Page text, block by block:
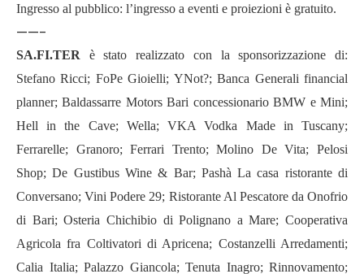
Ingresso al pubblico: l’ingresso a eventi e proiezioni è gratuito.
——-
SA.FI.TER è stato realizzato con la sponsorizzazione di:
Stefano Ricci; FoPe Gioielli; YNot?; Banca Generali financial
planner; Baldassarre Motors Bari concessionario BMW e Mini;
Hell in the Cave; Wella; VKA Vodka Made in Tuscany;
Ferrarelle; Granoro; Ferrari Trento; Molino De Vita; Pelosi
Shop; De Gustibus Wine & Bar; Pashà La casa ristorante di
Conversano; Vini Podere 29; Ristorante Al Pescatore da Onofrio
di Bari; Osteria Chichibio di Polignano a Mare; Cooperativa
Agricola fra Coltivatori di Apricena; Costanzelli Arredamenti;
Calia Italia; Palazzo Giancola; Tenuta Inagro; Rinnovamento;